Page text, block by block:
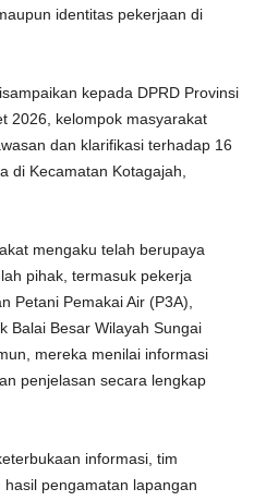
identitas pekerjaan di
kepada DPRD Provinsi
2026, kelompok masyarakat
dan klarifikasi terhadap 16
di Kecamatan Kotagajah,
mengaku telah berupaya
pihak, termasuk pekerja
Petani Pemakai Air (P3A),
Balai Besar Wilayah Sungai
mereka menilai informasi
penjelasan secara lengkap
informasi, tim
pengamatan lapangan